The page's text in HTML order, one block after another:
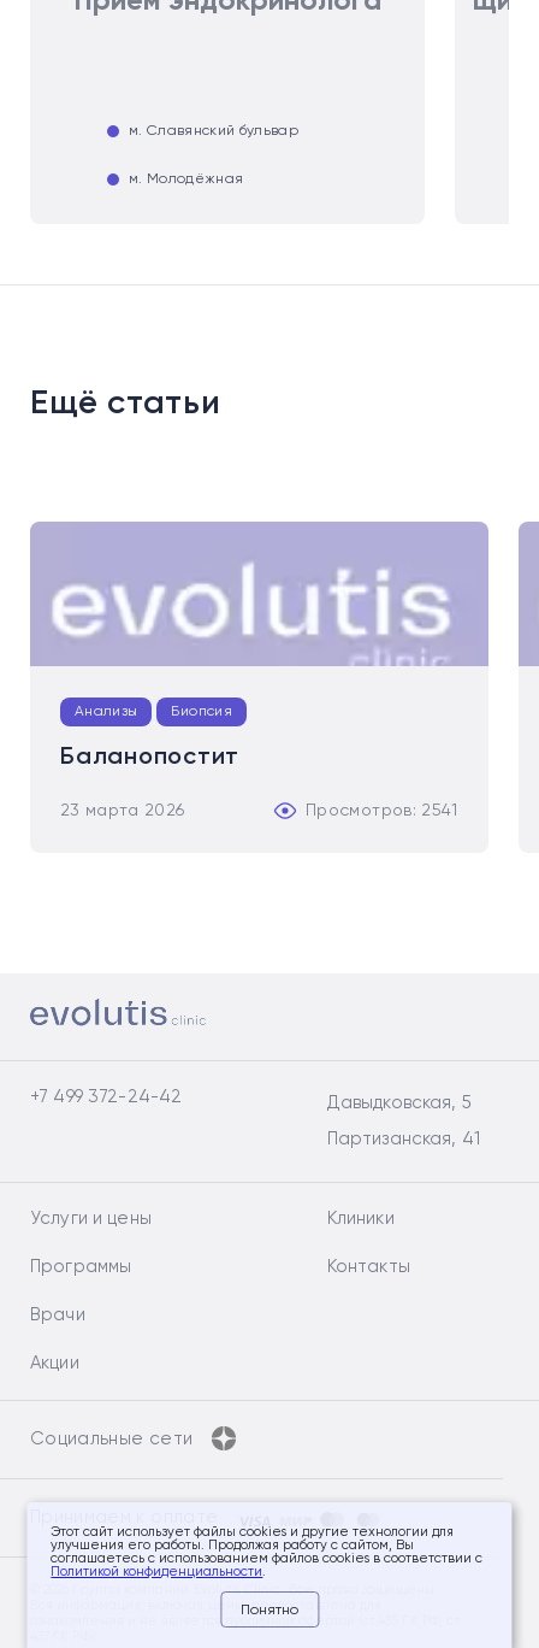
м. Славянский бульвар
м. Молодёжная
Ещё статьи
Анализы Биопсия
Баланопостит
23 марта 2026 Просмотров: 2541
+7 499 372-24-42
Давыдковская, 5
Партизанская, 41
Услуги и цены
Программы
Врачи
Акции
Клиники
Контакты
Социальные сети
© 2026 Группа компаний Evolutis Clinic. Все права защищены.
Вся информация, включая цены, предоставлена для
ознакомления и не является публичной офертой (ст.435 ГК РФ, ст.
Этот сайт использует файлы cookies и другие технологии для
улучшения его работы. Продолжая работу с сайтом, Вы
соглашаетесь с использованием файлов cookies в соответствии с
Политикой конфиденциальности.
Понятно